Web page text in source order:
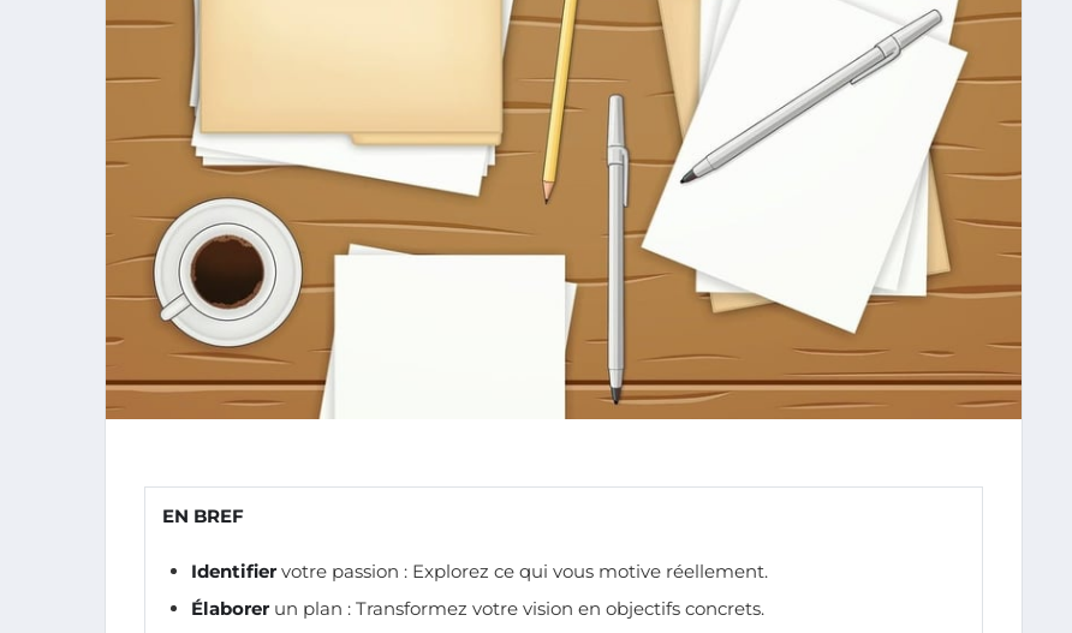
EN BREF
Identifier votre passion : Explorez ce qui vous motive réellement.
Élaborer un plan : Transformez votre vision en objectifs concrets.